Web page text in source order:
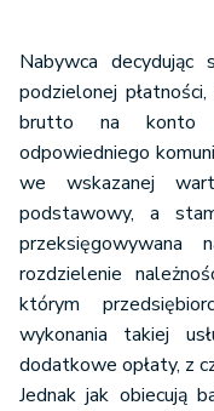
Nabywca decydując
podzielonej
brutto na konto
odpowiedniego
we wskazanej
podstawowy, a
rozdzielenie
którym
wykonania takiej
dodatkowe opłaty, z
Jednak jak obiecują